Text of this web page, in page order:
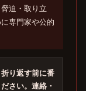
迫・取り立
専門家や公的
り返す前に番
さい。連絡・